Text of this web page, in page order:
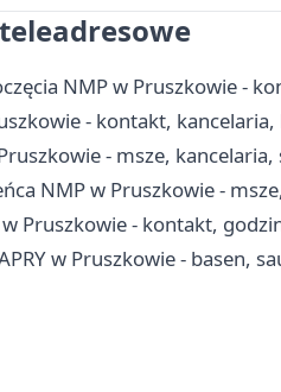
NMP w Pruszkowie -
- kontakt,
- msze,
NMP w Pruszkowie -
Pruszkowie - kontakt,
w Pruszkowie - basen,